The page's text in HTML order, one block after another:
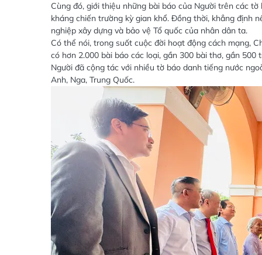
Cùng đó, giới thiệu những bài báo của Người trên các
kháng chiến trường kỳ gian khổ. Đồng thời, khẳng định
nghiệp xây dựng và bảo vệ Tổ quốc của nhân dân ta.
Có thể nói, trong suốt cuộc đời hoạt động cách mạng,
có hơn 2.000 bài báo các loại, gần 300 bài thơ, gần
Người đã cộng tác với nhiều tờ báo danh tiếng nước
Anh, Nga, Trung Quốc.